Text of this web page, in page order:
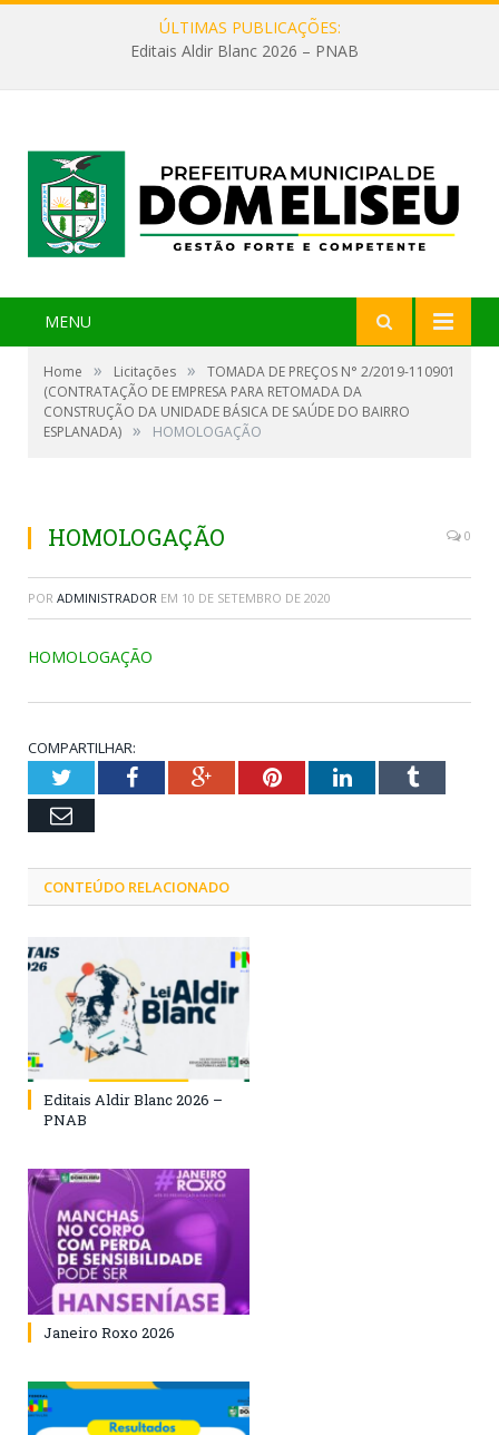
ÚLTIMAS PUBLICAÇÕES:
Editais Aldir Blanc 2026 – PNAB
MENU
Home » Licitações »
TOMADA DE PREÇOS N° 2/2019-110901
(CONTRATAÇÃO DE EMPRESA PARA RETOMADA DA
CONSTRUÇÃO DA UNIDADE BÁSICA DE SAÚDE DO BAIRRO
ESPLANADA) » HOMOLOGAÇÃO
HOMOLOGAÇÃO 0
POR ADMINISTRADOR EM 10 DE SETEMBRO DE 2020
HOMOLOGAÇÃO
COMPARTILHAR:
TwitterFacebookGoogle+PinterestLinkedInTumblr
Email
CONTEÚDO RELACIONADO
Editais Aldir Blanc 2026 –
PNAB
Janeiro Roxo 2026